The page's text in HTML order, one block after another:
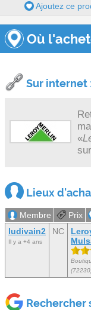
Ajoutez ce
Où
Sur internet
«
sur
Lieux
Membre Prix
ludivain2
Il y a +4 ans
NC
Rechercher